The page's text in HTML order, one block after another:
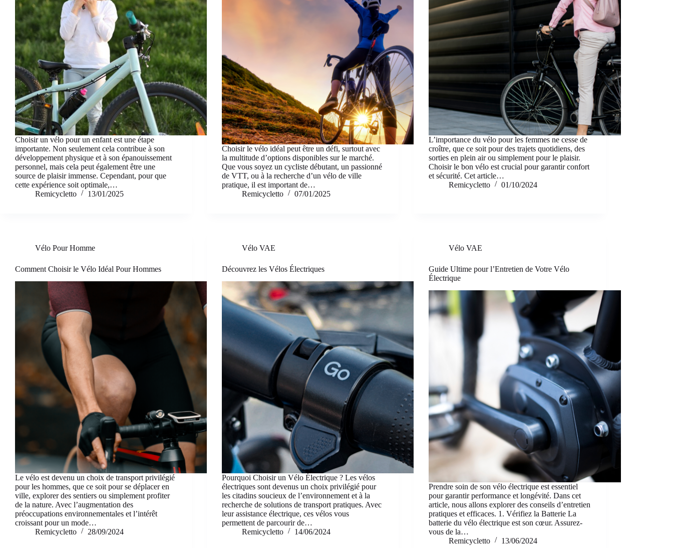
Choisir un vélo pour un enfant est une étape
importante. Non seulement cela contribue à son
développement physique et à son épanouissement
personnel, mais cela peut également être une
source de plaisir immense. Cependant, pour que
cette expérience soit optimale,…
Remicycletto
13/01/2025
Choisir le vélo idéal peut être un défi, surtout avec
la multitude d’options disponibles sur le marché.
Que vous soyez un cycliste débutant, un passionné
de VTT, ou à la recherche d’un vélo de ville
pratique, il est important de…
Remicycletto
07/01/2025
L’importance du vélo pour les femmes ne cesse de
croître, que ce soit pour des trajets quotidiens, des
sorties en plein air ou simplement pour le plaisir.
Choisir le bon vélo est crucial pour garantir confort
et sécurité. Cet article…
Remicycletto
01/10/2024
Vélo Pour Homme
Comment Choisir le Vélo Idéal Pour Hommes
Le vélo est devenu un choix de transport privilégié
pour les hommes, que ce soit pour se déplacer en
ville, explorer des sentiers ou simplement profiter
de la nature. Avec l’augmentation des
préoccupations environnementales et l’intérêt
croissant pour un mode…
Remicycletto
28/09/2024
Vélo VAE
Découvrez les Vélos Électriques
Pourquoi Choisir un Vélo Électrique ? Les vélos
électriques sont devenus un choix privilégié pour
les citadins soucieux de l’environnement et à la
recherche de solutions de transport pratiques. Avec
leur assistance électrique, ces vélos vous
permettent de parcourir de…
Remicycletto
14/06/2024
Vélo VAE
Guide Ultime pour l’Entretien de Votre Vélo
Électrique
Prendre soin de son vélo électrique est essentiel
pour garantir performance et longévité. Dans cet
article, nous allons explorer des conseils d’entretien
pratiques et efficaces. 1. Vérifiez la Batterie La
batterie du vélo électrique est son cœur. Assurez-
vous de la…
Remicycletto
13/06/2024